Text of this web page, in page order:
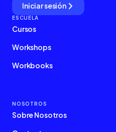
Iniciar sesión
ESCUELA
Cursos
Workshops
Workbooks
NOSOTROS
Sobre Nosotros